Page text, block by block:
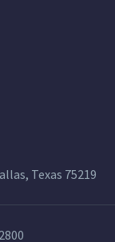
Texas 75219